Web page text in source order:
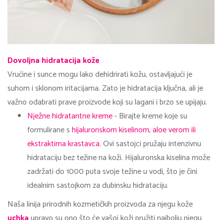
Dovoljna hidratacija kože
Vrućine i sunce mogu lako dehidrirati kožu, ostavljajući je
suhom i sklonom iritacijama. Zato je hidratacija ključna, ali je
važno odabrati prave proizvode koji su lagani i brzo se upijaju.
Nježne hidratantne kreme- Birajte kreme koje su
formulirane shijaluronskom kiselinom, aloe verom ili
ekstraktima krastavca.Ovi sastojci pružaju intenzivnu
hidrataciju bez težine na koži. Hijaluronska kiselina može
zadržati do 1000 puta svoje težine u vodi, što je čini
idealnim sastojkom za dubinsku hidrataciju.
Naša linija prirodnih kozmetičkih proizvoda za njegu kože